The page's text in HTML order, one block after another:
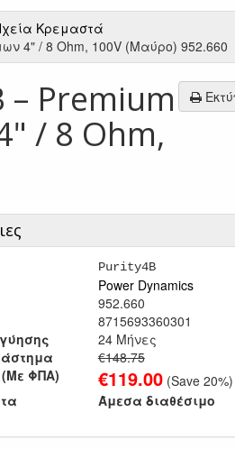
Κρεμαστά
4" / 8 Ohm, 100V (Μαύρο) 952.660
– Premium
/ 8 Ohm,
Purity4B
Power Dynamics
952.660
8715693360301
24 Μήνες
€148.75
(Με ΦΠΑ)
€119.00(Save 20%)
Άμεσα διαθέσιμο